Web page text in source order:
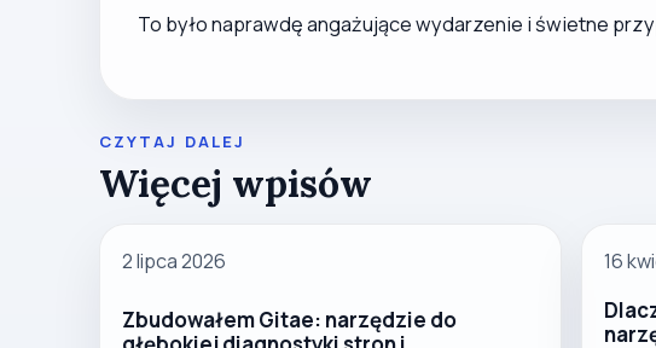
To było naprawdę angażujące wydarzenie i świetne
CZYTAJ DALEJ
Więcej wpisów
2 lipca 2026
Zbudowałem Gitae: narzędzie do
16